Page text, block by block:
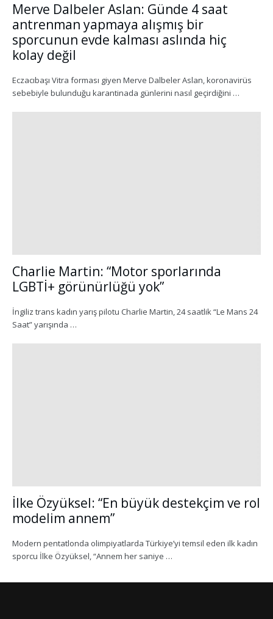
Merve Dalbeler Aslan: Günde 4 saat
antrenman yapmaya alışmış bir
sporcunun evde kalması aslında hiç
kolay değil
Eczacıbaşı Vitra forması giyen Merve Dalbeler Aslan, koronavirüs
sebebiyle bulunduğu karantinada günlerini nasıl geçirdiğini …
Charlie Martin: “Motor sporlarında
LGBTİ+ görünürlüğü yok”
İngiliz trans kadın yarış pilotu Charlie Martin, 24 saatlik “Le Mans 24
Saat” yarışında …
İlke Özyüksel: “En büyük destekçim ve rol
modelim annem”
Modern pentatlonda olimpiyatlarda Türkiye’yi temsil eden ilk kadın
sporcu İlke Özyüksel, “Annem her saniye …